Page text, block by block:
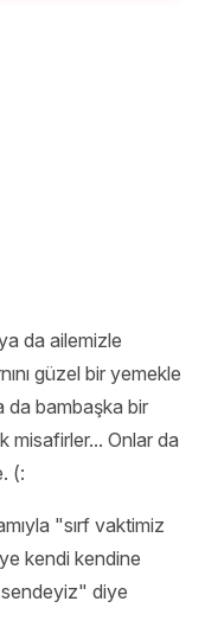
da ailemizle
güzel bir yemekle
da bambaşka bir
misafirler... Onlar da
(:
"sırf vaktimiz
kendi kendine
diye